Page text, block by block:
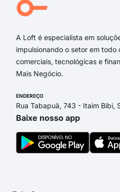
A Loft é especialista em
impulsionando o setor em todo
comerciais, tecnológicas e
Mais Negócio.
ENDEREÇO
Rua Tabapuã, 743 - Itaim Bibi,
Baixe nosso app